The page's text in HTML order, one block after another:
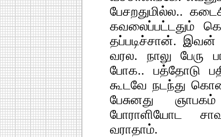
பேசறதுமில்ல..
கவலைப்பட்டதும்
தப்படிச்சான். இவன்
வரல. நாலு பேரு
போக.. பத்தோடு
கூடவே நடந்து
பேசுனது
போராளியோட
வராதாம்.